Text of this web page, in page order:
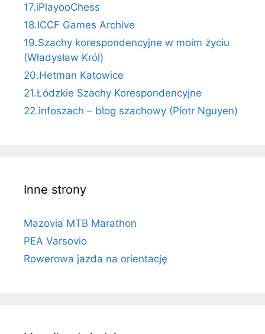
17.iPlayooChess
18.ICCF Games Archive
19.Szachy korespondencyjne w moim życiu
(Władysław Król)
20.Hetman Katowice
21.Łódzkie Szachy Korespondencyjne
22.infoszach – blog szachowy (Piotr Nguyen)
Inne strony
Mazovia MTB Marathon
PEA Varsovio
Rowerowa jazda na orientację